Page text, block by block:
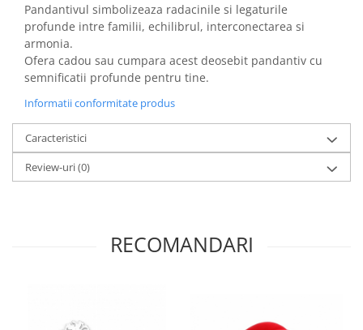
Pandantivul simbolizeaza radacinile si legaturile
profunde intre familii, echilibrul, interconectarea si
armonia.
Ofera cadou sau cumpara acest deosebit pandantiv cu
semnificatii profunde pentru tine.
Informatii conformitate produs
Caracteristici
Review-uri(0)
RECOMANDARI